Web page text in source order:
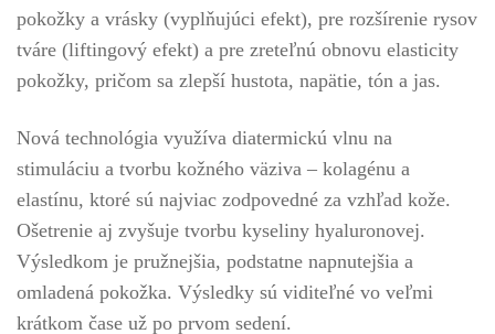
pokožky a vrásky (vyplňujúci efekt), pre rozšírenie rysov
tváre (liftingový efekt) a pre zreteľnú obnovu elasticity
pokožky, pričom sa zlepší hustota, napätie, tón a jas.
Nová technológia využíva diatermickú vlnu na
stimuláciu a tvorbu kožného väziva – kolagénu a
elastínu, ktoré sú najviac zodpovedné za vzhľad kože.
Ošetrenie aj zvyšuje tvorbu kyseliny hyaluronovej.
Výsledkom je pružnejšia, podstatne napnutejšia a
omladená pokožka. Výsledky sú viditeľné vo veľmi
krátkom čase už po prvom sedení.